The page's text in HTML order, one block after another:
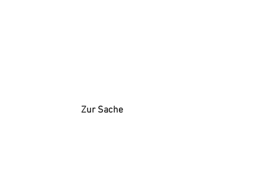
Zur Sache